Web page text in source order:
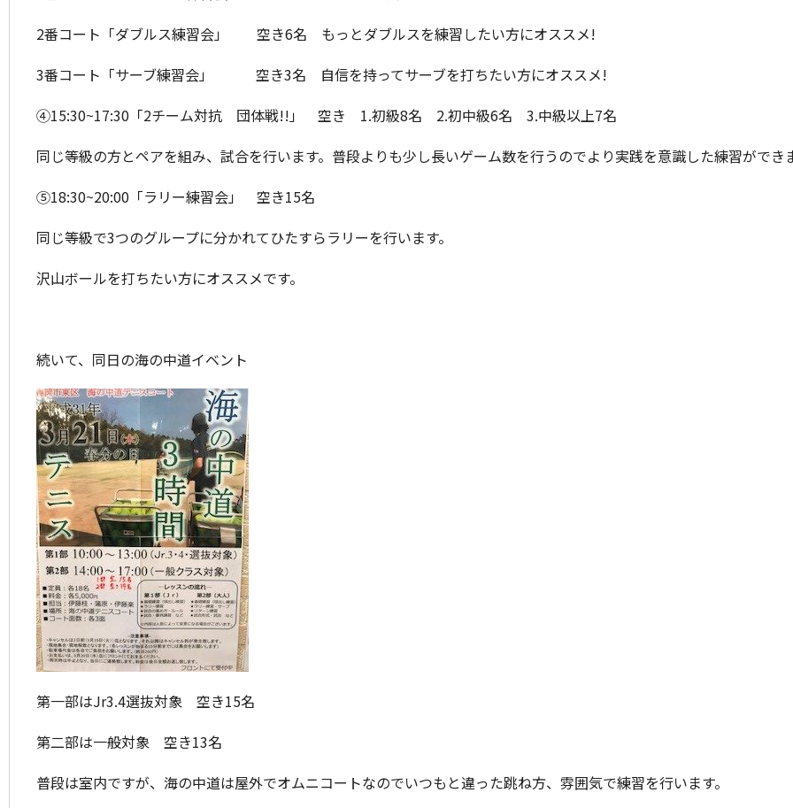
2番コート「ダブルス練習会」 空き6名 もっとダブルスを練習したい方にオススメ!
3番コート「サーブ練習会」 空き3名 自信を持ってサーブを打ちたい方にオススメ!
④15:30~17:30「2チーム対抗 団体戦!!」 空き 1.初級8名 2.初中級6名 3.中級以上7名
同じ等級の方とペアを組み、試合を行います。普段よりも少し長いゲーム数を行うのでより実践を意識した練習ができ
⑤18:30~20:00「ラリー練習会」 空き15名
同じ等級で3つのグループに分かれてひたすらラリーを行います。
沢山ボールを打ちたい方にオススメです。
続いて、同日の海の中道イベント
第一部はJr3.4選抜対象 空き15名
第二部は一般対象 空き13名
普段は室内ですが、海の中道は屋外でオムニコートなのでいつもと違った跳ね方、雰囲気で練習を行います。